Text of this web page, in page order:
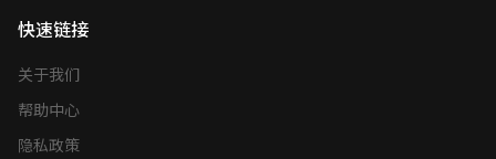
快速链接
关于我们
帮助中心
隐私政策